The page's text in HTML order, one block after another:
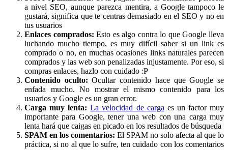
a nivel SEO, aunque parezca mentira, a Google tampoco le
gustará, significa que te centras demasiado en el SEO y no en
tus usuarios
Enlaces comprados: Esto es algo contra lo que Google lleva
luchando mucho tiempo, es muy difícil saber si un link es
comprado o no, en muchas ocasiones links naturales parecen
comprados y las web son penalizadas injustamente. Por eso, si
compras enlaces, hazlo con cuidado :P
Contenido oculto: Ocultar contenido hace que Google se
enfada mucho. No mostrar el mismo contenido para los
usuarios y Google es un gran error.
Carga muy lenta: La velocidad de carga es un factor muy
importante para Google, tener una web con una carga muy
lenta hará que caigas en picado en los resultados de búsqueda
SPAM en los comentarios: El SPAM no solo afecta al que lo
práctica, si no al que lo sufre, ten cuidado con los comentarios